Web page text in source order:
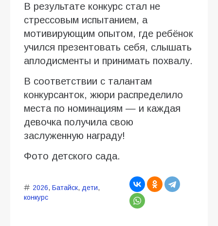
В результате конкурс стал не
стрессовым испытанием, а
мотивирующим опытом, где ребёнок
учился презентовать себя, слышать
аплодисменты и принимать похвалу.
В соответствии с талантам
конкурсанток, жюри распределило
места по номинациям — и каждая
девочка получила свою
заслуженную награду!
Фото детского сада.
2026, Батайск, дети,
конкурс